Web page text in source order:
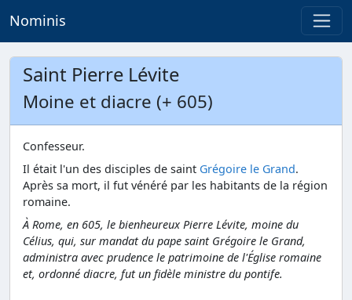
Nominis
Saint Pierre Lévite
Moine et diacre (+ 605)
Confesseur.
Il était l'un des disciples de saint Grégoire le Grand.
Après sa mort, il fut vénéré par les habitants de la région
romaine.
À Rome, en 605, le bienheureux Pierre Lévite, moine du
Célius, qui, sur mandat du pape saint Grégoire le Grand,
administra avec prudence le patrimoine de l'Église romaine
et, ordonné diacre, fut un fidèle ministre du pontife.